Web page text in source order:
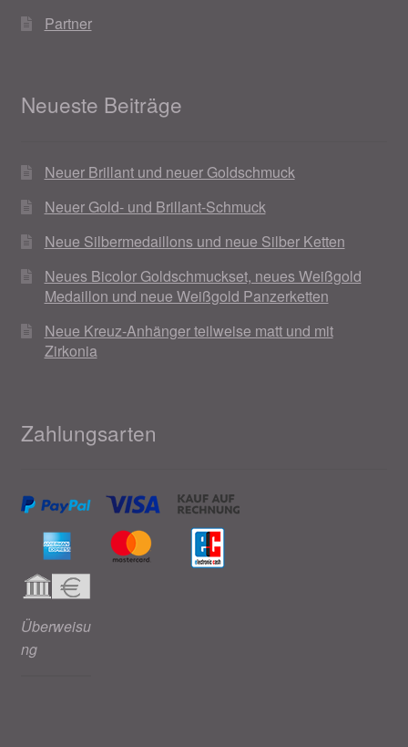
Partner
Neueste Beiträge
Neuer Brillant und neuer Goldschmuck
Neuer Gold- und Brillant-Schmuck
Neue Silbermedaillons und neue Silber Ketten
Neues Bicolor Goldschmuckset, neues Weißgold
Medaillon und neue Weißgold Panzerketten
Neue Kreuz-Anhänger teilweise matt und mit
Zirkonia
Zahlungsarten
Überweisu
ng